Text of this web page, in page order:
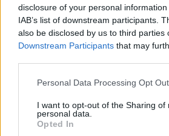
disclosure of your personal
IAB’s list of downstream participants.
also be disclosed by us to third parties
Downstream Participants that may
Personal Data Processing Opt
I want to opt-out of the Sharing of
personal data.
Opted In